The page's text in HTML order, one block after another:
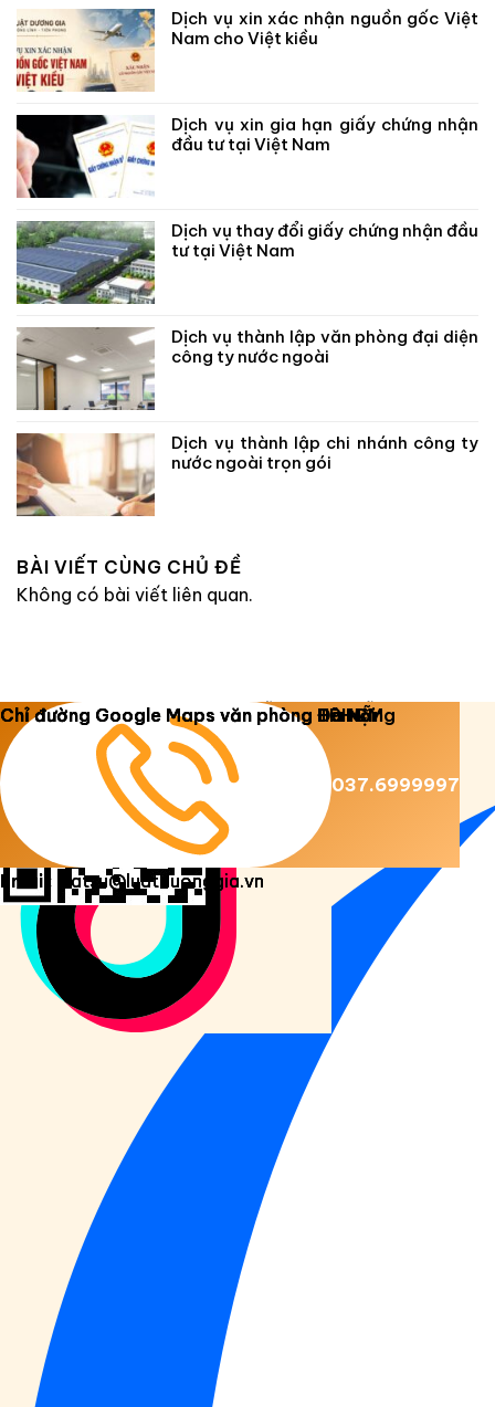
Dịch vụ xin xác nhận nguồn gốc Việt
Nam cho Việt kiều
Dịch vụ xin gia hạn giấy chứng nhận
đầu tư tại Việt Nam
Dịch vụ thay đổi giấy chứng nhận đầu
tư tại Việt Nam
Dịch vụ thành lập văn phòng đại diện
công ty nước ngoài
Dịch vụ thành lập chi nhánh công ty
nước ngoài trọn gói
BÀI VIẾT CÙNG CHỦ ĐỀ
Không có bài viết liên quan.
Copyright 2026 © Luật Dương Gia